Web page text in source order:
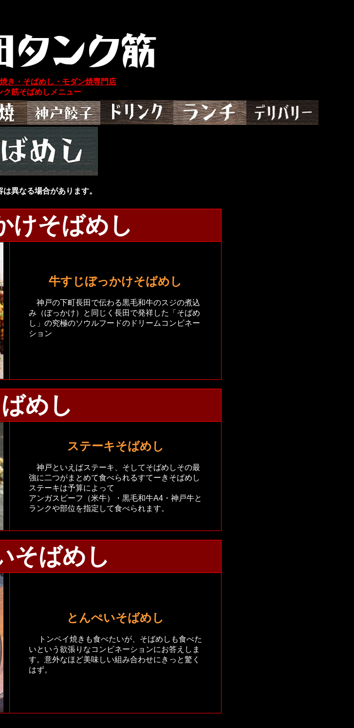
き・そばめし・モダン焼専門店
ク筋そばめしメニュー
異なる場合があります。
けそばめし
牛すじぼっかけそばめし
神戸の下町長田で伝わる黒毛和牛のスジの煮込
み（ぼっかけ）と同じく長田で発祥した「そばめ
し」の究極のソウルフードのドリームコンビネー
ション
めし
ステーキそばめし
神戸といえばステーキ、そしてそばめしその最
強に二つがまとめて食べられるすてーきそばめし
ステーキは予算によって
アンガスビーフ（米牛）・黒毛和牛A4・神戸牛と
ランクや部位を指定して食べられます。
そばめし
とんぺいそばめし
トンペイ焼きも食べたいが、そばめしも食べた
いという欲張りなコンビネーションにお答えしま
す。意外なほど美味しい組み合わせにきっと驚く
はず。